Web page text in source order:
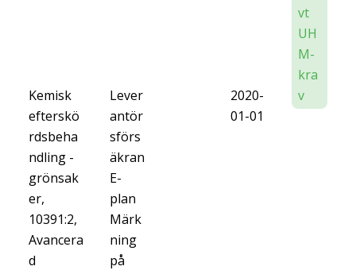
Kemisk
efterskö
rdsbeha
ndling -
grönsak
er,
10391:2,
Avancera
d
Lever
antör
sförs
äkran
E-
plan
Märk
ning
på
2020-
01-01
vt
UH
M-
kra
v